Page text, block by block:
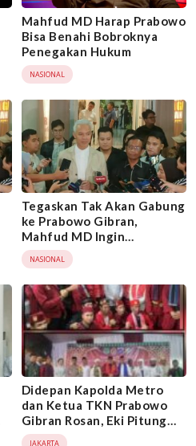
Mahfud MD Harap Prabowo
Bisa Benahi Bobroknya
Penegakan Hukum
NASIONAL
Tegaskan Tak Akan Gabung
ke Prabowo Gibran,
Mahfud MD Ingin
Meluruskan Hukum yang
Sedang Dirusak
NASIONAL
Didepan Kapolda Metro
dan Ketua TKN Prabowo
Gibran Rosan, Eki Pitung
Ajak Masyarakat Betawi
JAKARTA